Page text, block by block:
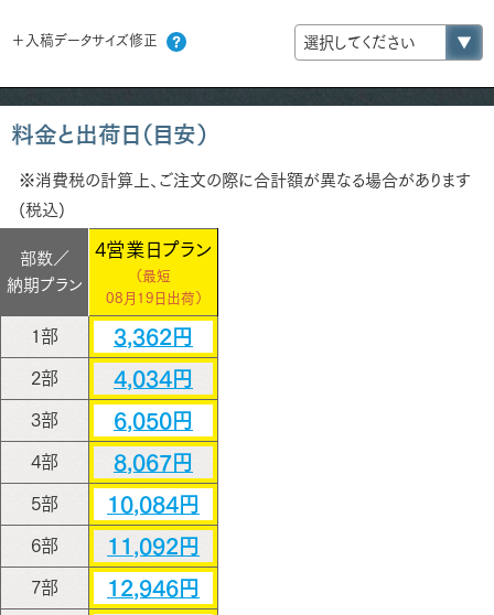
＋入稿データサイズ修正
料金と出荷日（目安）
※消費税の計算上、ご注文の際に合計額が異なる場合があります
(税込)
部数／
納期プラン
4営業日プラン
（最短
08月19日出荷）
1部 3,362円
2部 4,034円
3部 6,050円
4部 8,067円
5部 10,084円
6部 11,092円
7部 12,946円